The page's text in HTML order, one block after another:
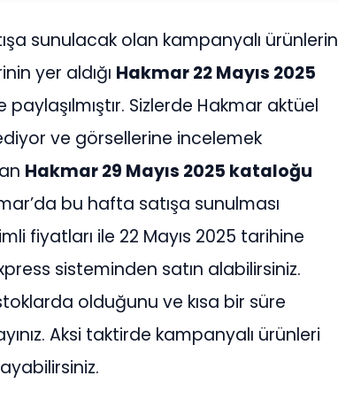
sunulacak olan kampanyalı ürünlerin
yer aldığı Hakmar 22 Mayıs 2025
paylaşılmıştır. Sizlerde Hakmar aktüel
ve görsellerine incelemek
Hakmar 29 Mayıs 2025 kataloğu
bu hafta satışa sunulması
fiyatları ile 22 Mayıs 2025 tarihine
sisteminden satın alabilirsiniz.
olduğunu ve kısa bir süre
Aksi taktirde kampanyalı ürünleri